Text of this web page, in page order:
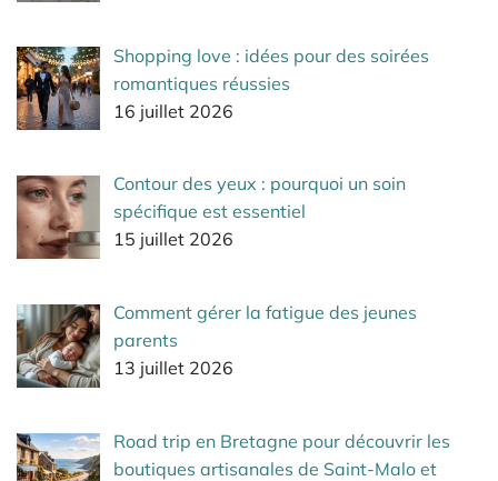
Shopping love : idées pour des soirées
romantiques réussies
16 juillet 2026
Contour des yeux : pourquoi un soin
spécifique est essentiel
15 juillet 2026
Comment gérer la fatigue des jeunes
parents
13 juillet 2026
Road trip en Bretagne pour découvrir les
boutiques artisanales de Saint-Malo et